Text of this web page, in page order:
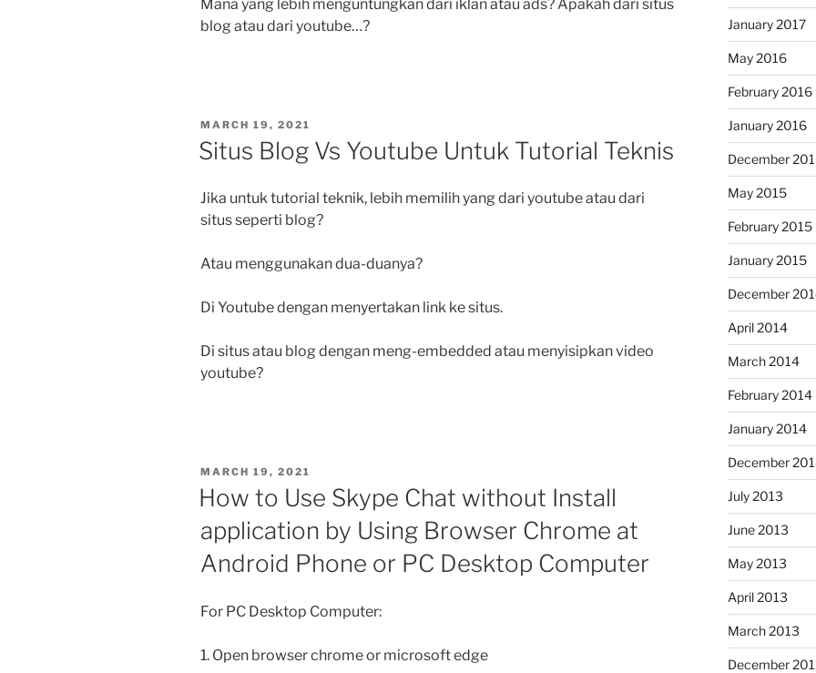
Mana yang lebih menguntungkan dari iklan atau ads? Apakah dari situs
blog atau dari youtube…?
POSTED
ON
MARCH 19, 2021
Situs Blog Vs Youtube Untuk Tutorial Teknis
Jika untuk tutorial teknik, lebih memilih yang dari youtube atau dari
situs seperti blog?
Atau menggunakan dua-duanya?
Di Youtube dengan menyertakan link ke situs.
Di situs atau blog dengan meng-embedded atau menyisipkan video
youtube?
POSTED
ON
MARCH 19, 2021
How to Use Skype Chat without Install
application by Using Browser Chrome at
Android Phone or PC Desktop Computer
For PC Desktop Computer:
1. Open browser chrome or microsoft edge
January 2017
May 2016
February 2016
January 2016
December
May 2015
February 2015
January 2015
December
April 2014
March 2014
February 2014
January 2014
December
July 2013
June 2013
May 2013
April 2013
March 2013
December